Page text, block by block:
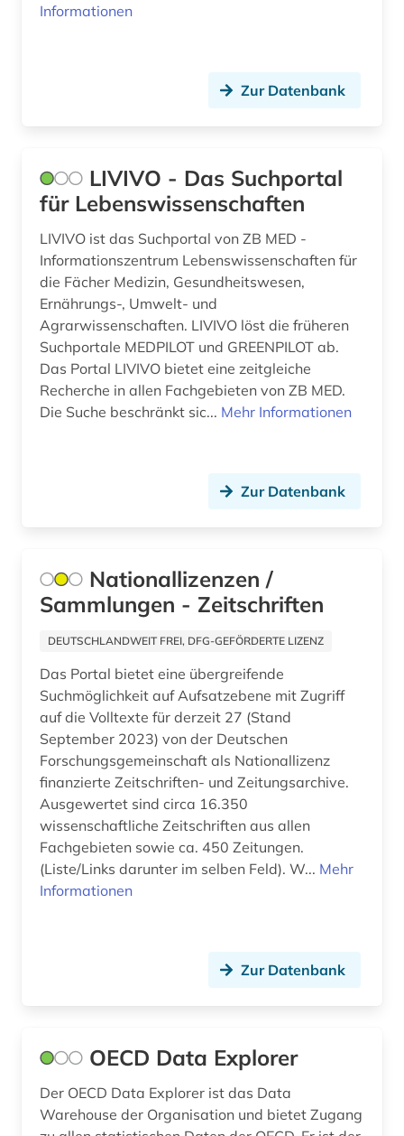
Informationen
Zur Datenbank
LIVIVO - Das Suchportal
für Lebenswissenschaften
LIVIVO ist das Suchportal von ZB MED -
Informationszentrum Lebenswissenschaften für
die Fächer Medizin, Gesundheitswesen,
Ernährungs-, Umwelt- und
Agrarwissenschaften. LIVIVO löst die früheren
Suchportale MEDPILOT und GREENPILOT ab.
Das Portal LIVIVO bietet eine zeitgleiche
Recherche in allen Fachgebieten von ZB MED.
Die Suche beschränkt sic... Mehr Informationen
Zur Datenbank
Nationallizenzen /
Sammlungen - Zeitschriften
DEUTSCHLANDWEIT FREI, DFG-GEFÖRDERTE LIZENZ
Das Portal bietet eine übergreifende
Suchmöglichkeit auf Aufsatzebene mit Zugriff
auf die Volltexte für derzeit 27 (Stand
September 2023) von der Deutschen
Forschungsgemeinschaft als Nationallizenz
finanzierte Zeitschriften- und Zeitungsarchive.
Ausgewertet sind circa 16.350
wissenschaftliche Zeitschriften aus allen
Fachgebieten sowie ca. 450 Zeitungen.
(Liste/Links darunter im selben Feld). W... Mehr
Informationen
Zur Datenbank
OECD Data Explorer
Der OECD Data Explorer ist das Data
Warehouse der Organisation und bietet Zugang